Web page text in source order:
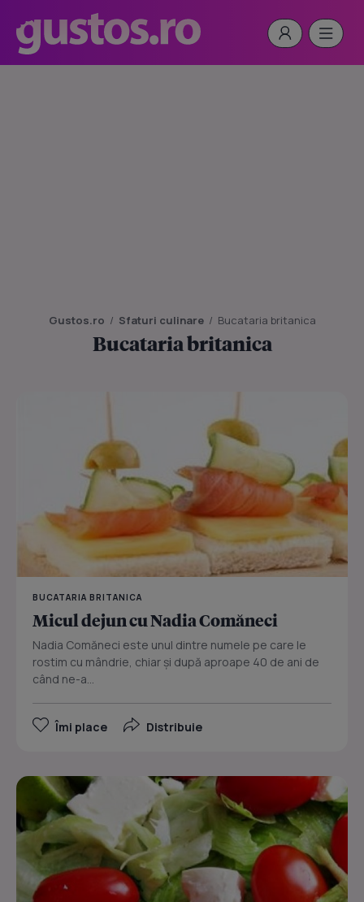
Gustos.ro / Sfaturi culinare/ Bucataria britanica
Bucataria britanica
BUCATARIA BRITANICA
Micul dejun cu Nadia Comăneci
Nadia Comăneci este unul dintre numele pe care le
rostim cu mândrie, chiar şi după aproape 40 de ani de
când ne-a...
Îmi place Distribuie